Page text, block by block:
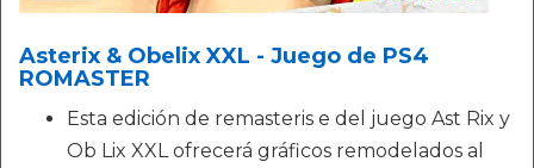
Asterix & Obelix XXL - Juego de PS4
ROMASTER
Esta edición de remasteris e del juego Ast Rix y
Ob Lix XXL ofrecerá gráficos remodelados al